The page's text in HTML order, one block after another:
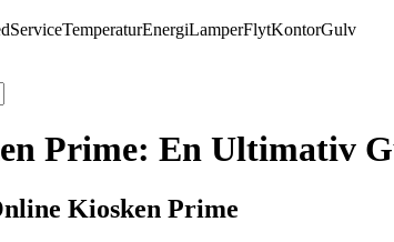
ServiceTemperaturEnergiLamperFlytKontorGulv
Prime: En Ultimativ
Kiosken Prime